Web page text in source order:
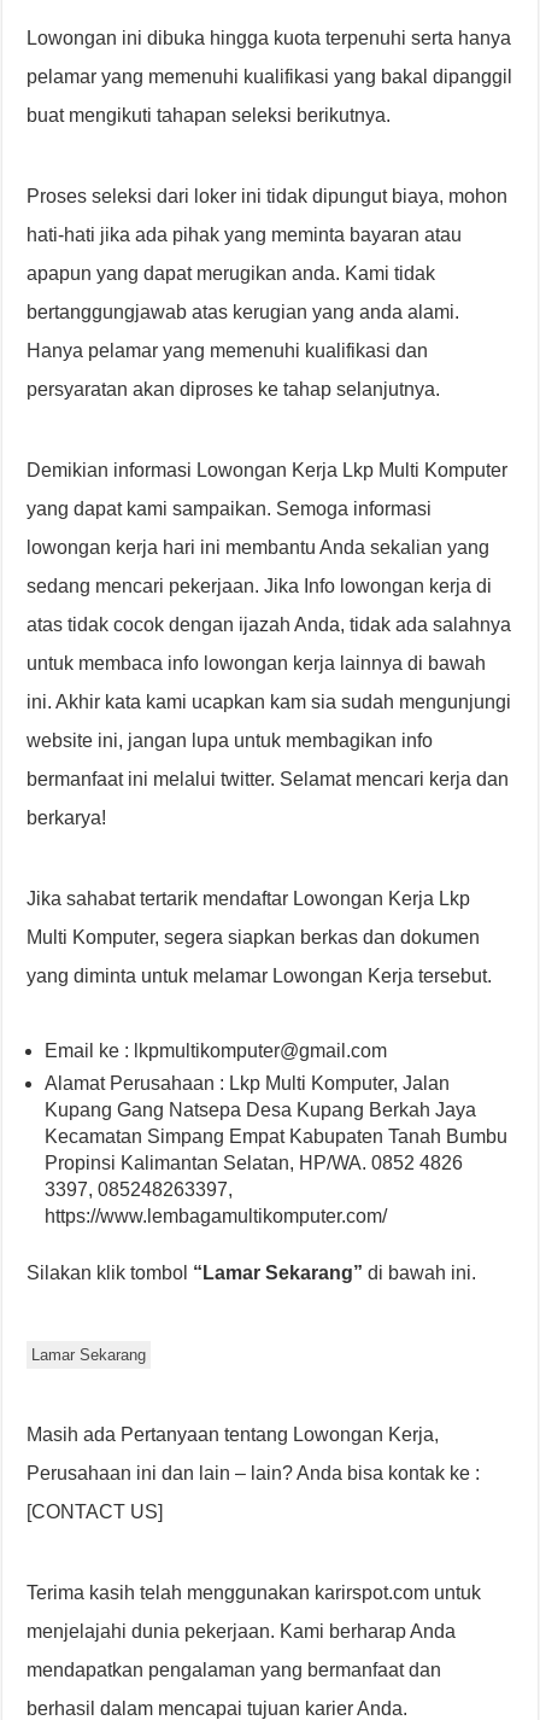
Lowongan ini dibuka hingga kuota terpenuhi serta hanya
pelamar yang memenuhi kualifikasi yang bakal dipanggil
buat mengikuti tahapan seleksi berikutnya.
Proses seleksi dari loker ini tidak dipungut biaya, mohon
hati-hati jika ada pihak yang meminta bayaran atau
apapun yang dapat merugikan anda. Kami tidak
bertanggungjawab atas kerugian yang anda alami.
Hanya pelamar yang memenuhi kualifikasi dan
persyaratan akan diproses ke tahap selanjutnya.
Demikian informasi Lowongan Kerja Lkp Multi Komputer
yang dapat kami sampaikan. Semoga informasi
lowongan kerja hari ini membantu Anda sekalian yang
sedang mencari pekerjaan. Jika Info lowongan kerja di
atas tidak cocok dengan ijazah Anda, tidak ada salahnya
untuk membaca info lowongan kerja lainnya di bawah
ini. Akhir kata kami ucapkan kam sia sudah mengunjungi
website ini, jangan lupa untuk membagikan info
bermanfaat ini melalui twitter. Selamat mencari kerja dan
berkarya!
Jika sahabat tertarik mendaftar Lowongan Kerja Lkp
Multi Komputer, segera siapkan berkas dan dokumen
yang diminta untuk melamar Lowongan Kerja tersebut.
Email ke : lkpmultikomputer@gmail.com
Alamat Perusahaan : Lkp Multi Komputer, Jalan
Kupang Gang Natsepa Desa Kupang Berkah Jaya
Kecamatan Simpang Empat Kabupaten Tanah Bumbu
Propinsi Kalimantan Selatan, HP/WA. 0852 4826
3397, 085248263397,
https://www.lembagamultikomputer.com/
Silakan klik tombol “Lamar Sekarang” di bawah ini.
Lamar Sekarang
Masih ada Pertanyaan tentang Lowongan Kerja,
Perusahaan ini dan lain – lain? Anda bisa kontak ke :
[CONTACT US]
Terima kasih telah menggunakan karirspot.com untuk
menjelajahi dunia pekerjaan. Kami berharap Anda
mendapatkan pengalaman yang bermanfaat dan
berhasil dalam mencapai tujuan karier Anda.